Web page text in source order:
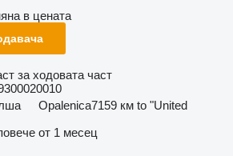
в цената
за ходовата част
Opalenica7159 км to "United
от 1 месец